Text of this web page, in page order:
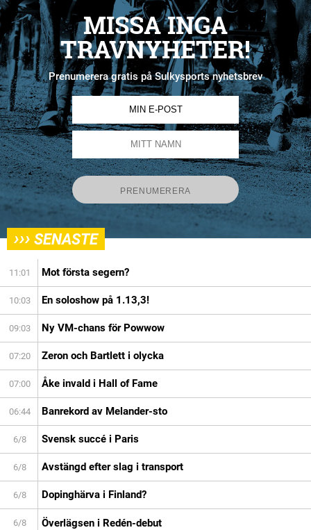
MISSA INGA
TRAVNYHETER!
Prenumerera gratis på Sulkysports nyhetsbrev
››› SENASTE
11:01 Mot första segern?
10:03 En soloshow på 1.13,3!
09:03 Ny VM-chans för Powwow
07:20 Zeron och Bartlett i olycka
07:00 Åke invald i Hall of Fame
06:44 Banrekord av Melander-sto
6/8 Svensk succé i Paris
6/8 Avstängd efter slag i transport
6/8 Dopinghärva i Finland?
6/8 Överlägsen i Redén-debut